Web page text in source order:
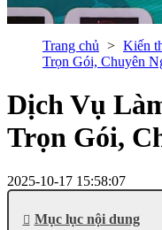
Trang chủ Kiến
Trọn Gói, Chuyên
Dịch Vụ
Trọn Gói,
2025-10-17 15:58:07
Mục lục nội dung